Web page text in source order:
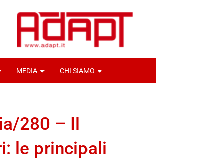
MEDIA CHI SIAMO
280 – Il
le principali